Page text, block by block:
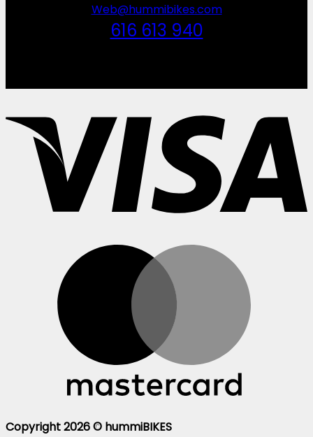
Web@hummibikes.com
616 613 940
Copyright 2026 © hummiBIKES